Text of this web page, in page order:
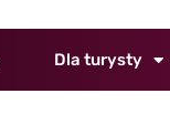
Dla turysty